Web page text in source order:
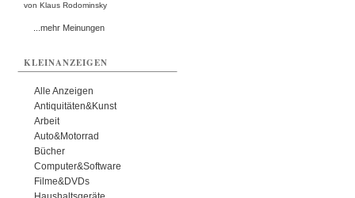
von Klaus Rodominsky
...mehr Meinungen
KLEINANZEIGEN
Alle Anzeigen
Antiquitäten&Kunst
Arbeit
Auto&Motorrad
Bücher
Computer&Software
Filme&DVDs